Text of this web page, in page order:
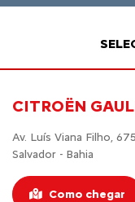
CITROËN
Av. Luís Viana Filho,
Salvador - Bahia
Como chegar